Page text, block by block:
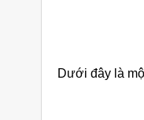
Dưới đây là